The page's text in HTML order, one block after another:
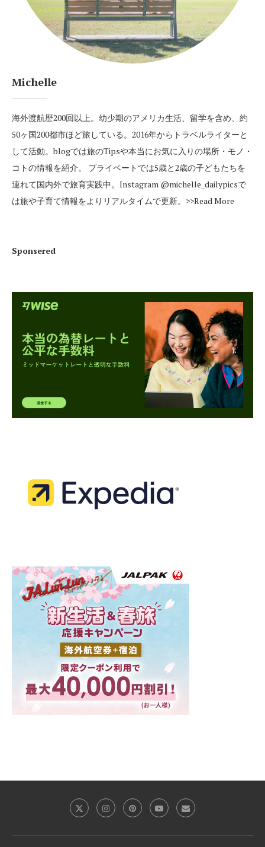
Michelle
海外渡航歴200回以上。幼少期のアメリカ生活、留学を含め、約
50ヶ国200都市ほど旅している。2016年からトラベルライターと
して活動。blogでは旅のTipsや本当にお気に入りの場所・モノ・
コトの情報を紹介。 プライベートでは5歳と2歳の子どもたちを
連れて国内外で旅育実践中。Instagram @michelle_dailypicsで
は旅や子育て情報をよりリアルタイムで更新。 >>Read More
Sponsered